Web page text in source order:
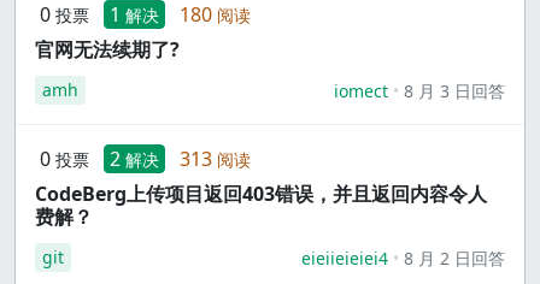
0 投票 1 解决 180 阅读
官网无法续期了?
amh iomect 8 月 3 日回答
0 投票 2 解决 313 阅读
CodeBerg上传项目返回403错误，并且返回内容令人
费解？
git eieiieieiei4 8 月 2 日回答